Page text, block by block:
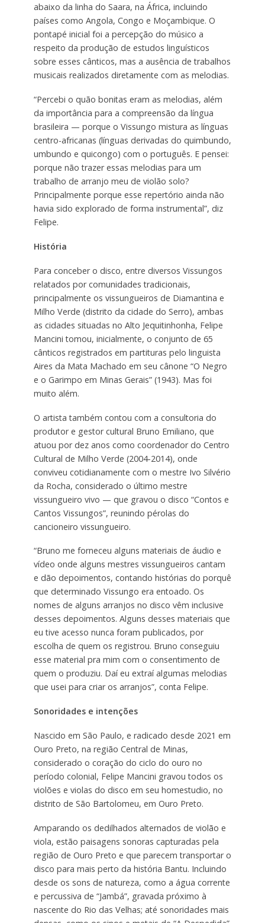
abaixo da linha do Saara, na África, incluindo
países como Angola, Congo e Moçambique. O
pontapé inicial foi a percepção do músico a
respeito da produção de estudos linguísticos
sobre esses cânticos, mas a ausência de trabalhos
musicais realizados diretamente com as melodias.
“Percebi o quão bonitas eram as melodias, além
da importância para a compreensão da língua
brasileira — porque o Vissungo mistura as línguas
centro-africanas (línguas derivadas do quimbundo,
umbundo e quicongo) com o português. E pensei:
porque não trazer essas melodias para um
trabalho de arranjo meu de violão solo?
Principalmente porque esse repertório ainda não
havia sido explorado de forma instrumental”, diz
Felipe.
História
Para conceber o disco, entre diversos Vissungos
relatados por comunidades tradicionais,
principalmente os vissungueiros de Diamantina e
Milho Verde (distrito da cidade do Serro), ambas
as cidades situadas no Alto Jequitinhonha, Felipe
Mancini tomou, inicialmente, o conjunto de 65
cânticos registrados em partituras pelo linguista
Aires da Mata Machado em seu cânone “O Negro
e o Garimpo em Minas Gerais” (1943). Mas foi
muito além.
O artista também contou com a consultoria do
produtor e gestor cultural Bruno Emiliano, que
atuou por dez anos como coordenador do Centro
Cultural de Milho Verde (2004-2014), onde
conviveu cotidianamente com o mestre Ivo Silvério
da Rocha, considerado o último mestre
vissungueiro vivo — que gravou o disco “Contos e
Cantos Vissungos”, reunindo pérolas do
cancioneiro vissungueiro.
“Bruno me forneceu alguns materiais de áudio e
vídeo onde alguns mestres vissungueiros cantam
e dão depoimentos, contando histórias do porquê
que determinado Vissungo era entoado. Os
nomes de alguns arranjos no disco vêm inclusive
desses depoimentos. Alguns desses materiais que
eu tive acesso nunca foram publicados, por
escolha de quem os registrou. Bruno conseguiu
esse material pra mim com o consentimento de
quem o produziu. Daí eu extraí algumas melodias
que usei para criar os arranjos”, conta Felipe.
Sonoridades e intenções
Nascido em São Paulo, e radicado desde 2021 em
Ouro Preto, na região Central de Minas,
considerado o coração do ciclo do ouro no
período colonial, Felipe Mancini gravou todos os
violões e violas do disco em seu homestudio, no
distrito de São Bartolomeu, em Ouro Preto.
Amparando os dedilhados alternados de violão e
viola, estão paisagens sonoras capturadas pela
região de Ouro Preto e que parecem transportar o
disco para mais perto da história Bantu. Incluindo
desde os sons de natureza, como a água corrente
e percussiva de “Jambá”, gravada próximo à
nascente do Rio das Velhas; até sonoridades mais